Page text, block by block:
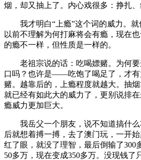
烟，却又抽上了。内心戏很多：挣扎
我才明白“上瘾”这个词的威力。
以前不理解为何打麻将会有瘾，现在
的瘾不一样，但性质是一样的。
老祖宗说的话：吃喝嫖赌。为何
口吗？也许是——吃饱了喝足了，才有
赌。越靠后的，上瘾程度就越大。抽烟
就已经有如此大的威力了，更别说排
瘾威力更加巨大。
我岳父一个朋友，说不知道搞什
后就想着搏一搏，去了澳门玩，一开
红了眼，就没了理智，最后倒输了300
50多万，现在变成350多万。没现钱了